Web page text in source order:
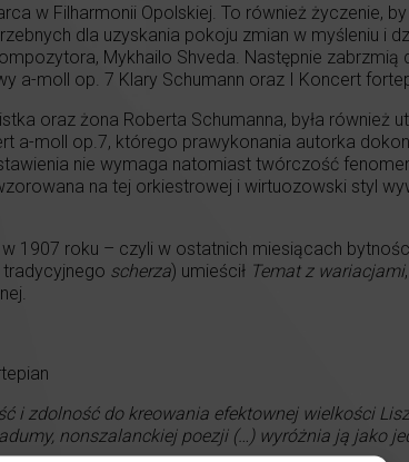
w Filharmonii Opolskiej. To również życzenie,
dla uzyskania pokoju zmian w myśleniu i
Mykhailo Shveda. Następnie zabrzmią
moll op. 7 Klary Schumann oraz I Koncert
oraz żona Roberta Schumanna, była
a-moll op.7, którego prawykonania autorka
nie wymaga natomiast twórczość
na tej orkiestrowej i wirtuozowski styl
1907 roku – czyli w ostatnich miesiącach
scherza) umieścił Temat z wariacjami
i zdolność do kreowania efektownej wielkości
nonszalanckiej poezji (…) wyróżnia ją jako